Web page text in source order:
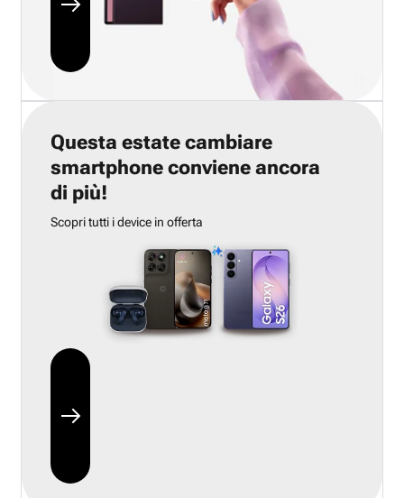
Questa estate cambiare
smartphone conviene ancora
di più!
Scopri tutti i device in offerta